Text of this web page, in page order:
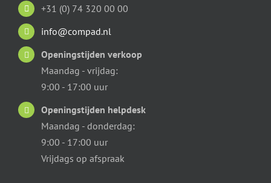
+31 (0) 74 320 00 00
info@compad.nl
Openingstijden verkoop
Maandag - vrijdag:
9:00 - 17:00 uur
Openingstijden helpdesk
Maandag - donderdag:
9:00 - 17:00 uur
Vrijdags op afspraak